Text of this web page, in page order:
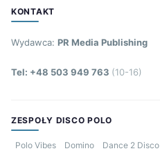
KONTAKT
Wydawca: PR Media Publishing
Tel: +48 503 949 763 (10-16)
ZESPOŁY DISCO POLO
Polo Vibes Domino Dance 2 Disco